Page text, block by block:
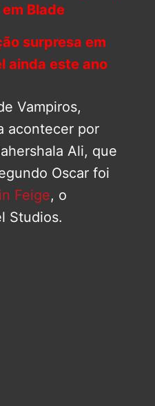
Blade
surpresa em
ainda este ano
Vampiros,
acontecer por
Ali, que
Oscar foi
Feige, o
Studios.